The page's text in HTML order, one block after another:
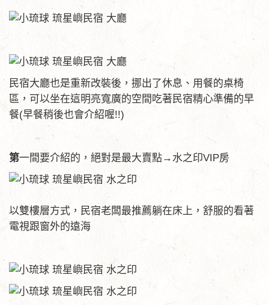
民宿大廳也是重新改裝後，挪出了休息、用餐的桌椅
區，可以坐在這明亮寬廣的空間吃著民宿精心準備的早
餐(早餐稍後也會介紹喔!!)
第一間要介紹的，絕對是最大賣點→水之印VIP房
以雙樓層方式，民宿老闆最推薦躺在床上，舒服的看著
電視跟窗外的遠海